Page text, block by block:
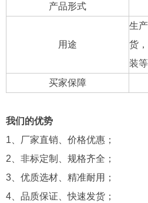
产品形式
用途
生
货
装等
买家保障
我们的优势
1、厂家直销、价格优惠；
2、非标定制、规格齐全；
3、优质选材、精准耐用；
4、品质保证、快速发货；